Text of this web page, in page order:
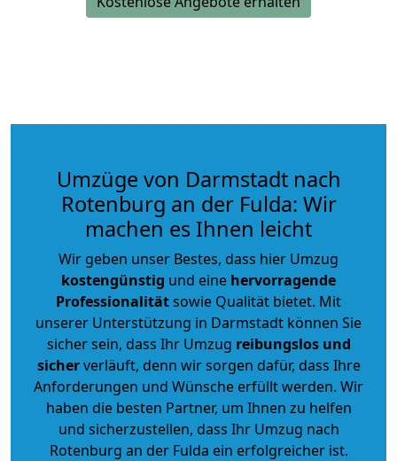
Umzüge von Darmstadt nach
Rotenburg an der Fulda: Wir
machen es Ihnen leicht
Wir geben unser Bestes, dass hier Umzug
kostengünstig und eine hervorragende
Professionalitätsowie Qualität bietet. Mit
unserer Unterstützung in Darmstadt können Sie
sicher sein, dass Ihr Umzug reibungslos und
sicherverläuft, denn wir sorgen dafür, dass Ihre
Anforderungen und Wünsche erfüllt werden. Wir
haben die besten Partner, um Ihnen zu helfen
und sicherzustellen, dass Ihr Umzug nach
Rotenburg an der Fulda ein erfolgreicher ist.